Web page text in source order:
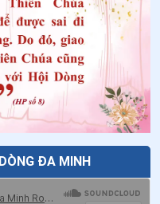
đi-mi Ghi-ca
Vơ-Gie-la
A-bê-lơn
bê-ti-ni
ĐA MINH